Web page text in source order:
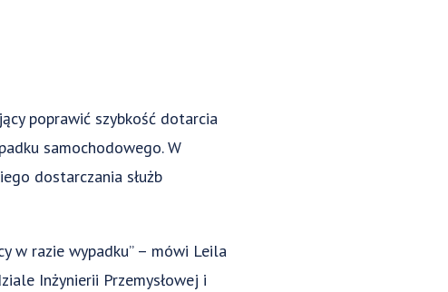
poprawić szybkość dotarcia
samochodowego. W
dostarczania służb
w razie wypadku” – mówi Leila
Inżynierii Przemysłowej i